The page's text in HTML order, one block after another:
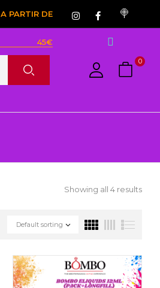
A PARTIR DE
45€
0
Showing all 4 results
Default sorting